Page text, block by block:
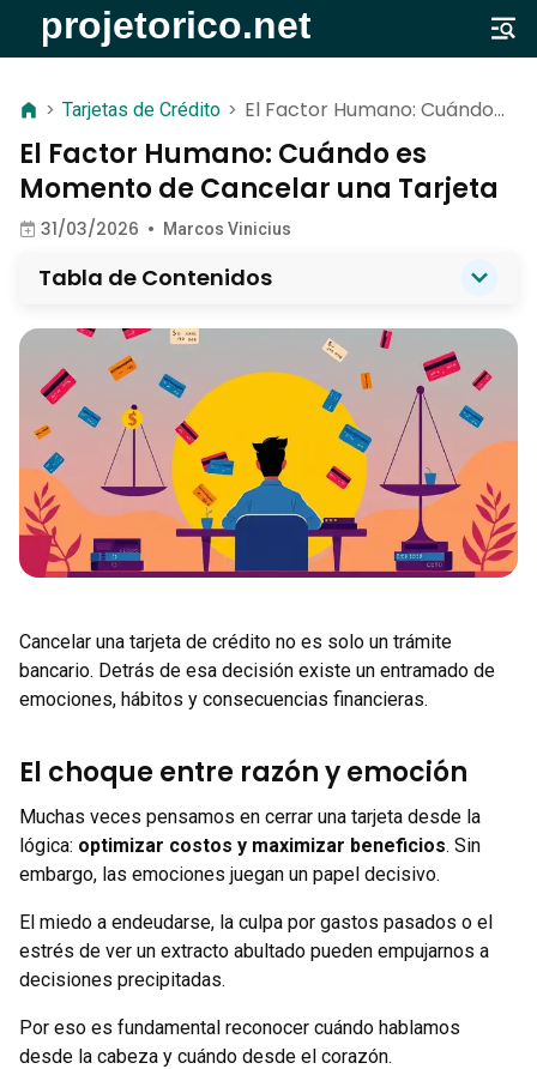
> Tarjetas de Crédito > El Factor Humano: Cuándo
es Momento de Cancelar
una Tarjeta
El Factor Humano: Cuándo es
Momento de Cancelar una Tarjeta
31/03/2026 • Marcos Vinicius
Tabla de Contenidos
Cancelar una tarjeta de crédito no es solo un trámite
bancario. Detrás de esa decisión existe un entramado de
emociones, hábitos y consecuencias financieras.
El choque entre razón y emoción
Muchas veces pensamos en cerrar una tarjeta desde la
lógica: optimizar costos y maximizar beneficios. Sin
embargo, las emociones juegan un papel decisivo.
El miedo a endeudarse, la culpa por gastos pasados o el
estrés de ver un extracto abultado pueden empujarnos a
decisiones precipitadas.
Por eso es fundamental reconocer cuándo hablamos
desde la cabeza y cuándo desde el corazón.